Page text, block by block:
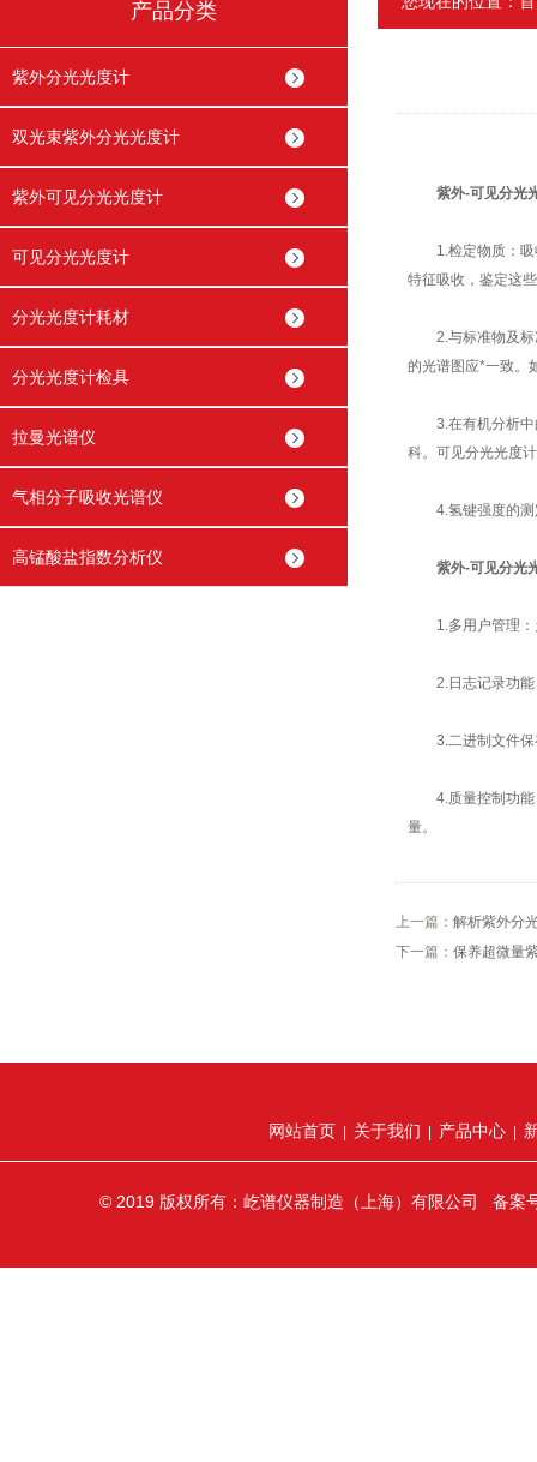
产品分类
紫外分光光度计
双光束紫外分光光度计
紫外可见分光光度计
可见分光光度计
分光光度计耗材
分光光度计检具
拉曼光谱仪
气相分子吸收光谱仪
高锰酸盐指数分析仪
紫外-可见分光
1.检定物质：吸收
特征吸收，鉴定这
2.与标准物及标准
的光谱图应*一致。
3.在有机分析中的
科。可见分光光度
4.氢键强度的测定
紫外-可见分光
1.多用户管理：允
2.日志记录功能：
3.二进制文件保存
4.质量控制功能
量。
上一篇： 解析紫外分
下一篇： 保养超微量
网站首页 关于我们 产品中心|
© 2019 版权所有：屹谱仪器制造（上海）有限公司 备案